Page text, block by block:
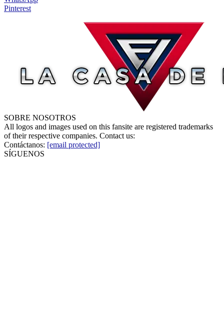
Pinterest
SOBRE NOSOTROS
All logos and images used on this fansite are registered trademarks
of their respective companies. Contact us:
Contáctanos: [email protected]
SÍGUENOS